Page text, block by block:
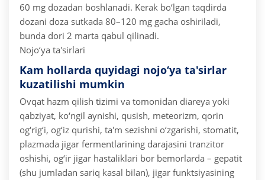
60 mg dozadan boshlanadi. Kerak bo‘lgan taqdirda
dozani doza sutkada 80–120 mg gacha oshiriladi,
bunda dori 2 marta qabul qilinadi.
Nojo‘ya ta'sirlari
Kam hollarda quyidagi nojo‘ya ta'sirlar
kuzatilishi mumkin
Ovqat hazm qilish tizimi va tomonidan diareya yoki
qabziyat, ko‘ngil aynishi, qusish, meteorizm, qorin
og‘rig‘i, og‘iz qurishi, ta'm sezishni o‘zgarishi, stomatit,
plazmada jigar fermentlarining darajasini tranzitor
oshishi, og‘ir jigar hastaliklari bor bemorlarda – gepatit
(shu jumladan sariq kasal bilan), jigar funktsiyasining